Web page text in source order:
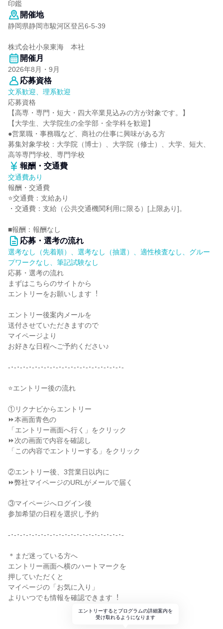
印鑑
開催地
静岡県静岡市駿河区登呂6-5-39
株式会社小泉東海 本社
開催月
2026年8月・9月
応募資格
文系歓迎、理系歓迎
応募資格
【高専・専門・短大・四大卒業見込みの方が対象です。】
【大学生、大学院生の全学部・全学科を歓迎】
●営業職・事務職など、商社の仕事に興味がある方
募集対象学校：大学院（博士）、大学院（修士）、大学、短大、
高等専門学校、専門学校
報酬・交通費
交通費あり
報酬・交通費
⭐交通費：支給あり
・交通費：支給（公共交通機関利用に限る）[上限あり]。
■報酬：報酬なし
応募・選考の流れ
選考なし（先着順）、選考なし（抽選）、適性検査なし、グルー
プワークなし、筆記試験なし
応募・選考の流れ
まずはこちらのサイトから
エントリーをお願いします︕
エントリー後案内メールを
送付させていただきますので
マイページより
お好きな⽇程へご予約ください♪
-･-･-･-･-･-･-･-･-･-･-･-･-･-･-･-･-･-･-･-
⭐エントリー後の流れ
①リクナビからエントリー
⏩本画面青色の
「エントリー画面へ行く」をクリック
⏩次の画面で内容を確認し
「この内容でエントリーする」をクリック
②エントリー後、3営業日以内に
⏩弊社マイページのURLがメールで届く
③マイページへログイン後
参加希望の日程を選択し予約
-･-･-･-･-･-･-･-･-･-･-･-･-･-･-･-･-･-･-･-
＊まだ迷っている⽅へ
エントリー画⾯へ横のハートマークを
押していただくと
マイページの「お気に⼊り」
よりいつでも情報を確認できます︕
エントリーするとプログラムの詳細案内を
受け取れるようになります